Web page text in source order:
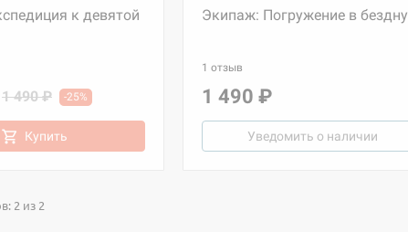
к девятой
1 490 ₽ -25%
Купить
Экипаж: Погружение в бездну
1 отзыв
1 490 ₽
Уведомить о наличии
2 из 2